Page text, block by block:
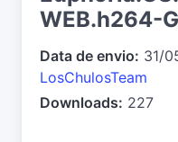
WEB.h264-
Data de envio: 31/
LosChulosTeam
Downloads: 227